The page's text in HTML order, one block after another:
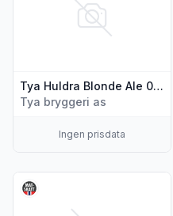
Tya Huldra Blonde Ale 0,5l flaske
Tya bryggeri as
Ingen prisdata
Vis flere detaljer for